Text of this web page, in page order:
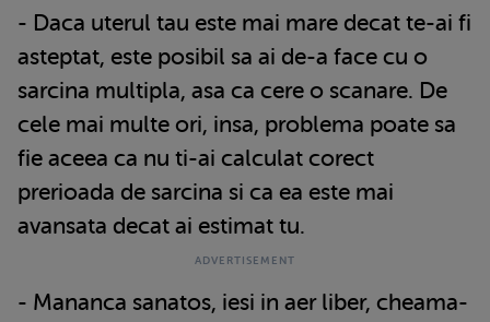
- Daca uterul tau este mai mare decat te-ai fi
asteptat, este posibil sa ai de-a face cu o
sarcina multipla, asa ca cere o scanare. De
cele mai multe ori, insa, problema poate sa
fie aceea ca nu ti-ai calculat corect
prerioada de sarcina si ca ea este mai
avansata decat ai estimat tu.
- Mananca sanatos, iesi in aer liber, cheama-